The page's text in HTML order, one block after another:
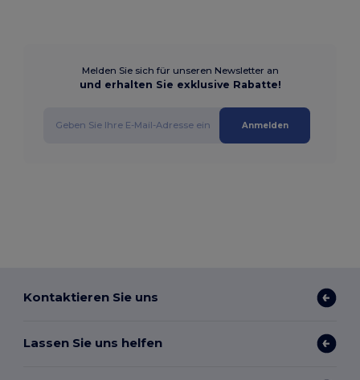
Melden Sie sich für unseren Newsletter an
und erhalten Sie exklusive Rabatte!
Anmelden
Kontaktieren Sie uns
Lassen Sie uns helfen